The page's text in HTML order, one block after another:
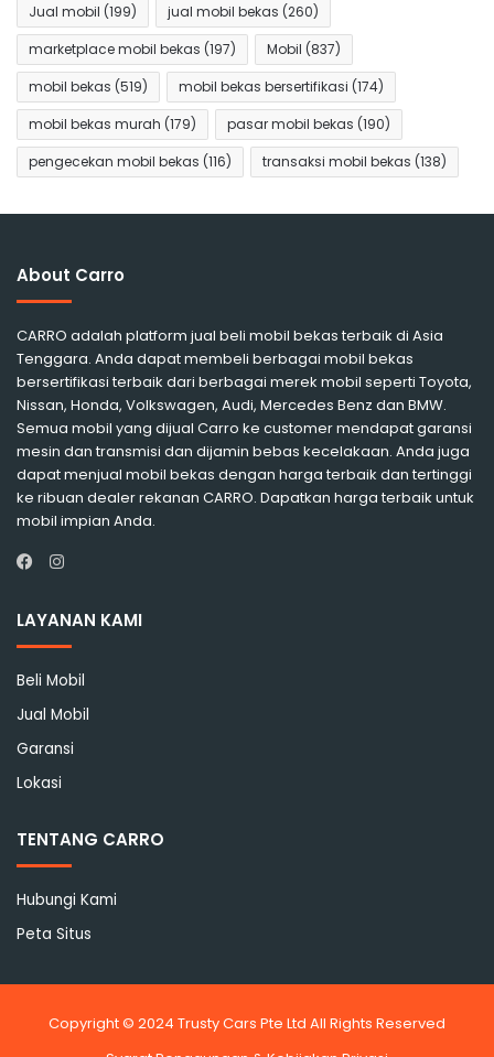
Jual mobil (199) jual mobil bekas (260)
marketplace mobil bekas (197) Mobil (837)
mobil bekas (519) mobil bekas bersertifikasi (174)
mobil bekas murah (179) pasar mobil bekas (190)
pengecekan mobil bekas (116) transaksi mobil bekas (138)
About Carro
CARRO adalah platform jual beli mobil bekas terbaik di Asia
Tenggara. Anda dapat membeli berbagai mobil bekas
bersertifikasi terbaik dari berbagai merek mobil seperti Toyota,
Nissan, Honda, Volkswagen, Audi, Mercedes Benz dan BMW.
Semua mobil yang dijual Carro ke customer mendapat garansi
mesin dan transmisi dan dijamin bebas kecelakaan. Anda juga
dapat menjual mobil bekas dengan harga terbaik dan tertinggi
ke ribuan dealer rekanan CARRO. Dapatkan harga terbaik untuk
mobil impian Anda.
Instagram
LAYANAN KAMI
Beli Mobil
Jual Mobil
Garansi
Lokasi
TENTANG CARRO
Hubungi Kami
Peta Situs
Copyright © 2024 Trusty Cars Pte Ltd All Rights Reserved